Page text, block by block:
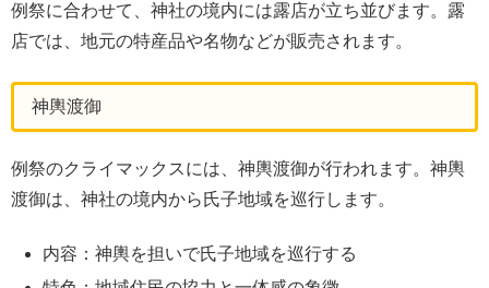
例祭に合わせて、神社の境内には露店が立ち並びます。露
店では、地元の特産品や名物などが販売されます。
神輿渡御
例祭のクライマックスには、神輿渡御が行われます。神輿
渡御は、神社の境内から氏子地域を巡行します。
内容：神輿を担いで氏子地域を巡行する